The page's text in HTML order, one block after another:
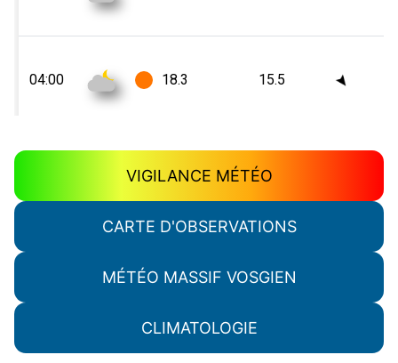
VIGILANCE MÉTÉO
CARTE D'OBSERVATIONS
MÉTÉO MASSIF VOSGIEN
CLIMATOLOGIE